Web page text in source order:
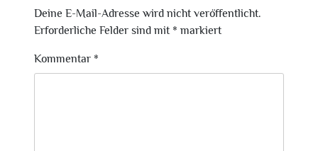
Deine E-Mail-Adresse wird nicht veröffentlicht.
Erforderliche Felder sind mit * markiert
Kommentar *